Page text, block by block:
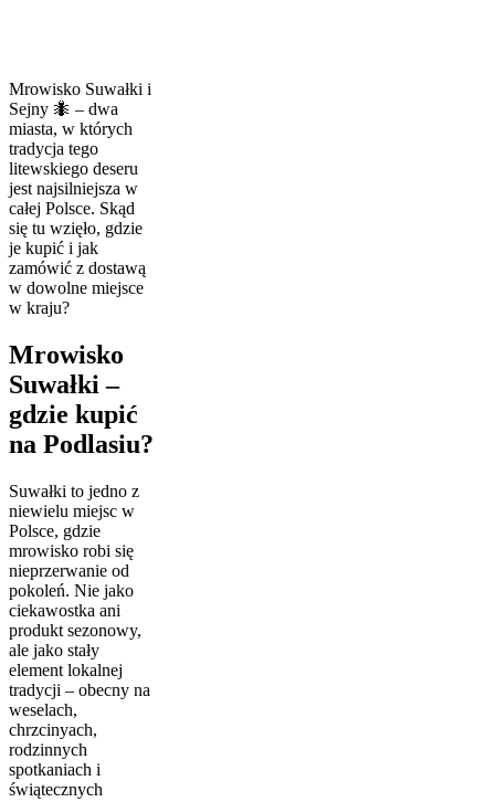
Mrowisko Suwałki i
Sejny 🐜 – dwa
miasta, w których
tradycja tego
litewskiego deseru
jest najsilniejsza w
całej Polsce. Skąd
się tu wzięło, gdzie
je kupić i jak
zamówić z dostawą
w dowolne miejsce
w kraju?
Mrowisko
Suwałki –
gdzie kupić
na Podlasiu?
Suwałki to jedno z
niewielu miejsc w
Polsce, gdzie
mrowisko robi się
nieprzerwanie od
pokoleń. Nie jako
ciekawostka ani
produkt sezonowy,
ale jako stały
element lokalnej
tradycji – obecny na
weselach,
chrzcinyach,
rodzinnych
spotkaniach i
świątecznych